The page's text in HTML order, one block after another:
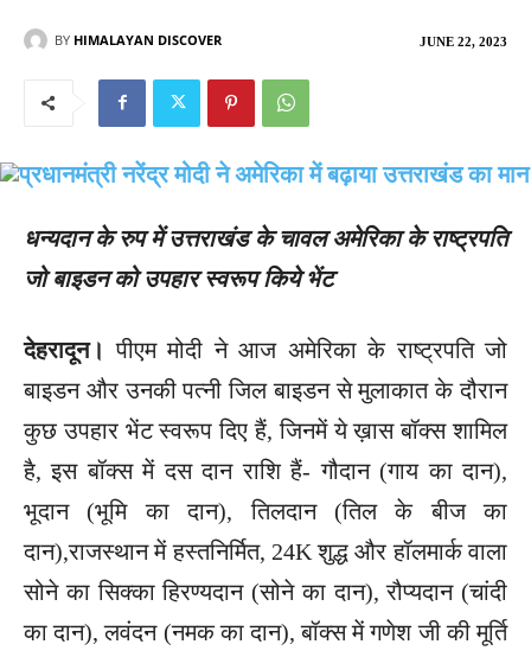
JUNE 22, 2023
BY HIMALAYAN DISCOVER
धन्यदान के रुप में उत्तराखंड के चावल अमेरिका के राष्ट्रपति
जो बाइडन को उपहार स्वरूप किये भेंट
देहरादून। पीएम मोदी ने आज अमेरिका के राष्ट्रपति जो
बाइडन और उनकी पत्नी जिल बाइडन से मुलाकात के दौरान
कुछ उपहार भेंट स्वरूप दिए हैं, जिनमें ये ख़ास बॉक्स शामिल
है, इस बॉक्स में दस दान राशि हैं- गौदान (गाय का दान),
भूदान (भूमि का दान), तिलदान (तिल के बीज का
दान),राजस्थान में हस्तनिर्मित, 24K शुद्ध और हॉलमार्क वाला
सोने का सिक्का हिरण्यदान (सोने का दान), रौप्यदान (चांदी
का दान), लवंदन (नमक का दान), बॉक्स में गणेश जी की मूर्ति